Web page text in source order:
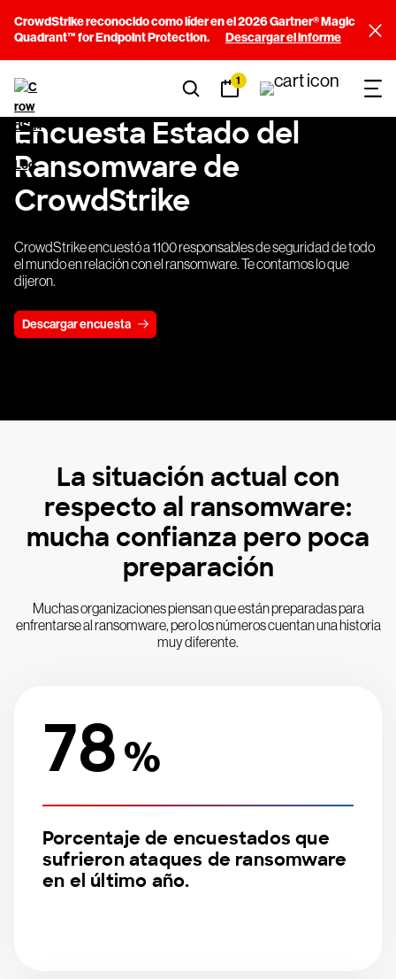
CrowdStrike reconocido como líder en el 2026 Gartner® Magic
Quadrant™ for Endpoint Protection.
Descargar el informe
1
Encuesta Estado del
Ransomware de
CrowdStrike
CrowdStrike encuestó a 1100 responsables de seguridad de todo
el mundo en relación con el ransomware. Te contamos lo que
dijeron.
Descargar encuesta
La situación actual con
respecto al ransomware:
mucha confianza pero poca
preparación
Muchas organizaciones piensan que están preparadas para
enfrentarse al ransomware, pero los números cuentan una historia
muy diferente.
78%
Porcentaje de encuestados que
sufrieron ataques de ransomware
en el último año.